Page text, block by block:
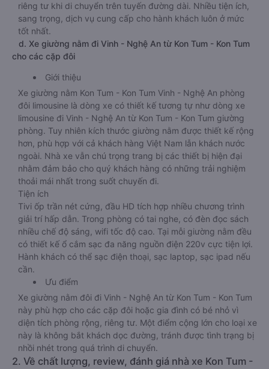
riêng tư khi di chuyển trên tuyến đường dài. Nhiều tiện ích,
sang trọng, dịch vụ cung cấp cho hành khách luôn ở mức
tốt nhất.
d. Xe giường nằm đi Vinh - Nghệ An từ Kon Tum - Kon Tum
cho các cặp đôi
Giới thiệu
Xe giường nằm Kon Tum - Kon Tum Vinh - Nghệ An phòng
đôi limousine là dòng xe có thiết kế tương tự như dòng xe
limousine đi Vinh - Nghệ An từ Kon Tum - Kon Tum giường
phòng. Tuy nhiên kích thước giường nằm được thiết kế rộng
hơn, phù hợp với cả khách hàng Việt Nam lẫn khách nước
ngoài. Nhà xe vẫn chú trọng trang bị các thiết bị hiện đại
nhằm đảm bảo cho quý khách hàng có những trải nghiệm
thoải mái nhất trong suốt chuyến đi.
Tiện ích
Tivi ốp trần nét cứng, đầu HD tích hợp nhiều chương trình
giải trí hấp dẫn. Trong phòng có tai nghe, có đèn đọc sách
nhiều chế độ sáng, wifi tốc độ cao. Tại mỗi giường nằm đều
có thiết kế ổ cắm sạc đa năng nguồn điện 220v cực tiện lợi.
Hành khách có thể sạc điện thoại, sạc laptop, sạc ipad nếu
cần.
Ưu điểm
Xe giường nằm đôi đi Vinh - Nghệ An từ Kon Tum - Kon Tum
này phù hợp cho các cặp đôi hoặc gia đình có bé nhỏ vì
diện tích phòng rộng, riêng tư. Một điểm cộng lớn cho loại xe
này là không bắt khách dọc đường, tránh được tình trạng bị
nhồi nhét trong quá trình di chuyển.
2. Về chất lượng, review, đánh giá nhà xe Kon Tum -